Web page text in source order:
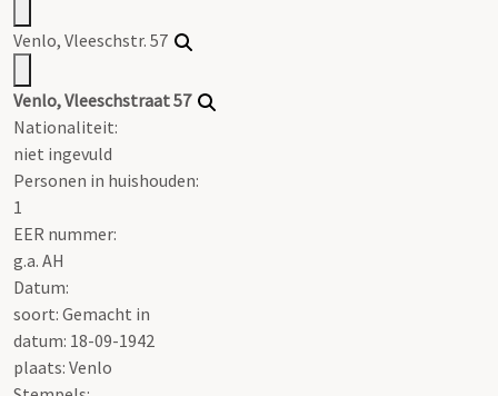
Venlo, Vleeschstr. 57
Venlo, Vleeschstraat 57
Nationaliteit:
niet ingevuld
Personen in huishouden:
1
EER nummer:
g.a. AH
Datum:
soort: Gemacht in
datum: 18-09-1942
plaats: Venlo